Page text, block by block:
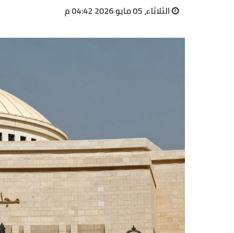
الثلاثاء، 05 مايو 2026 04:42 م